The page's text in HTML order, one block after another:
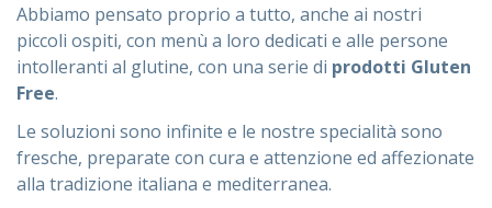
Abbiamo pensato proprio a tutto, anche ai nostri
piccoli ospiti, con menù a loro dedicati e alle persone
intolleranti al glutine, con una serie di prodotti Gluten
Free.
Le soluzioni sono infinite e le nostre specialità sono
fresche, preparate con cura e attenzione ed affezionate
alla tradizione italiana e mediterranea.